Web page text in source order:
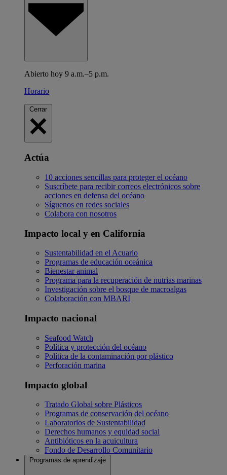
Abierto hoy 9 a.m.–5 p.m.
Horario
Cerrar
Actúa
10 acciones sencillas para proteger el océano
Suscríbete para recibir correos electrónicos sobre
acciones en defensa del océano
Síguenos en redes sociales
Colabora con nosotros
Impacto local y en California
Sustentabilidad en el Acuario
Programas de educación oceánica
Bienestar animal
Programa para la recuperación de nutrias marinas
Investigación sobre el bosque de macroalgas
Colaboración con MBARI
Impacto nacional
Seafood Watch
Política y protección del océano
Política de la contaminación por plástico
Perforación marina
Impacto global
Tratado Global sobre Plásticos
Programas de conservación del océano
Laboratorios de Sustentabilidad
Derechos humanos y equidad social
Antibióticos en la acuicultura
Fondo de Desarrollo Comunitario
Programas de aprendizaje